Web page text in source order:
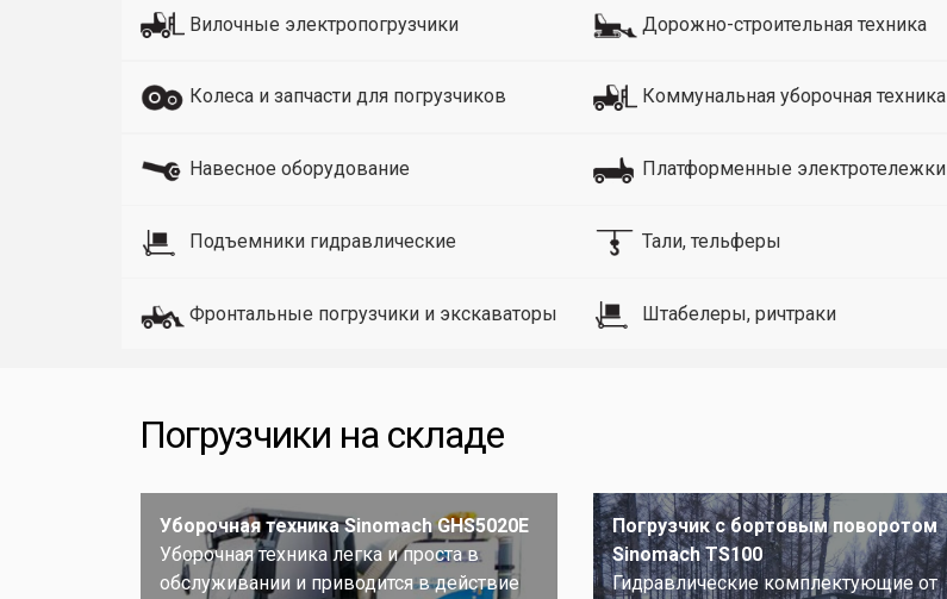
Вилочные электропогрузчики Дорожно-строительная техника
Колеса и запчасти для погрузчиков Коммунальная уборочная техника
Навесное оборудование Платформенные электротележки
Подъемники гидравлические Тали, тельферы
Фронтальные погрузчики и экскаваторы Штабелеры, ричтраки
Погрузчики на складе
Уборочная техника Sinomach GHS5020E
Уборочная техника легка и проста в
обслуживании и приводится в действие
Погрузчик с бортовым поворотом
Sinomach TS100
Гидравлические комплектующие от